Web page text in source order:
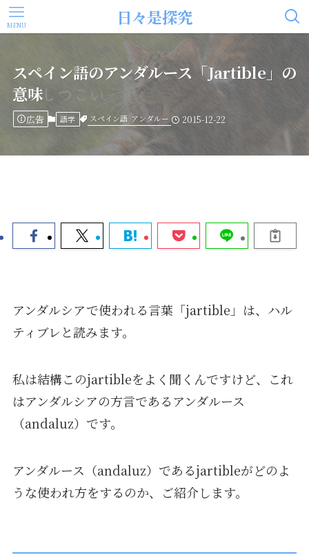
日々是探究
MENU
スペイン語のアンダルース「Jartible」の
意味
広告 語学 スペイン語 アンダルー 2015-12-22
アンダルシアで使われる言葉「jartible」は、ハル
ティブレと読みます。
私は結構このjartibleをよく聞くんですけど、これ
はアンダルシアの方言であるアンダルース
（andaluz）です。
アンダルース（andaluz）であるjartibleがどのよ
うな使われ方をするのか、ご紹介します。